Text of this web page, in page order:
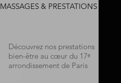
MASSAGES & PRESTATIONS
Découvrez nos prestations
bien-être au cœur du 17ᵉ
arrondissement de Paris